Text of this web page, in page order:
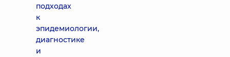
подходах
к
эпидемиологии,
диагностике
и